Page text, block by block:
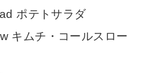
ポテトサラダ
キムチ・コールスロー